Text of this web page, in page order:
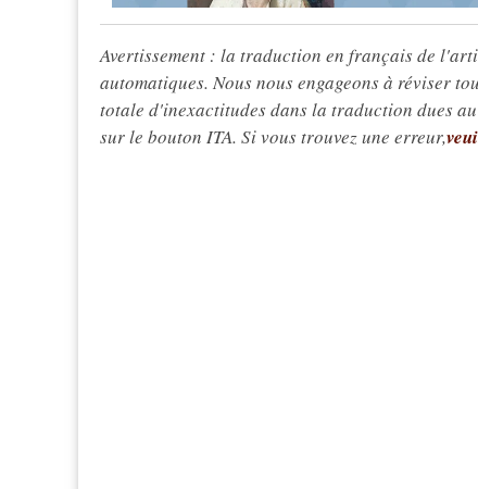
Avertissement : la traduction en français de
automatiques. Nous nous engageons à réviser
totale d'inexactitudes dans la traduction dues
sur le bouton ITA. Si vous trouvez une erreur,